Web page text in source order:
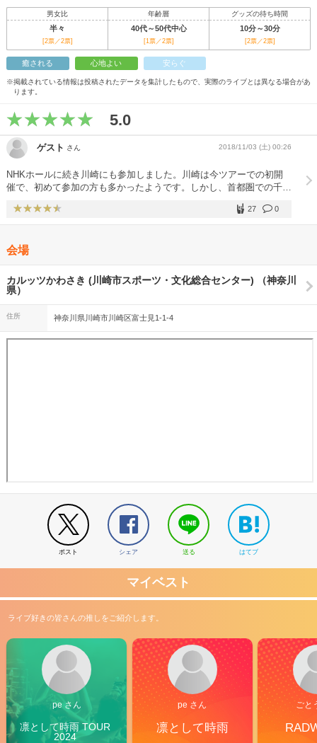
男女比 年齢層 グッズの待ち時間
半々 40代～50代中心 10分～30分
[2票／2票] [1票／2票] [2票／2票]
癒される 心地よい 安らぐ
※掲載されている情報は投稿されたデータを集計したもので、実際のライブとは異なる場合があ
ります。
5.0
ゲスト さん 2018/11/03 (土) 00:26
NHKホールに続き川崎にも参加しました。川崎は今ツアーでの初開
催で、初めて参加の方も多かったようです。しかし、首都圏での千秋
（NHKホールのようなクラッカーの使用間違いはありませんでし
た）そのため、達郎さんものって、アンコールでは、いつもの
終了後も、達郎さんは何度も挨拶をしていました。最高のひと時でし
た。ありがとうございました。来年も参加するぞ
0
27
会場
カルッツかわさき (川崎市スポーツ・文化総合センター) （神奈川
県）
住所 神奈川県川崎市川崎区富士見1-1-4
ポスト シェア 送る はてブ
マイベスト
ライブ好きの皆さんの推しをご紹介します。
pe さん
凛として時雨 TOUR
2024
pe さん
凛として時雨
ごと